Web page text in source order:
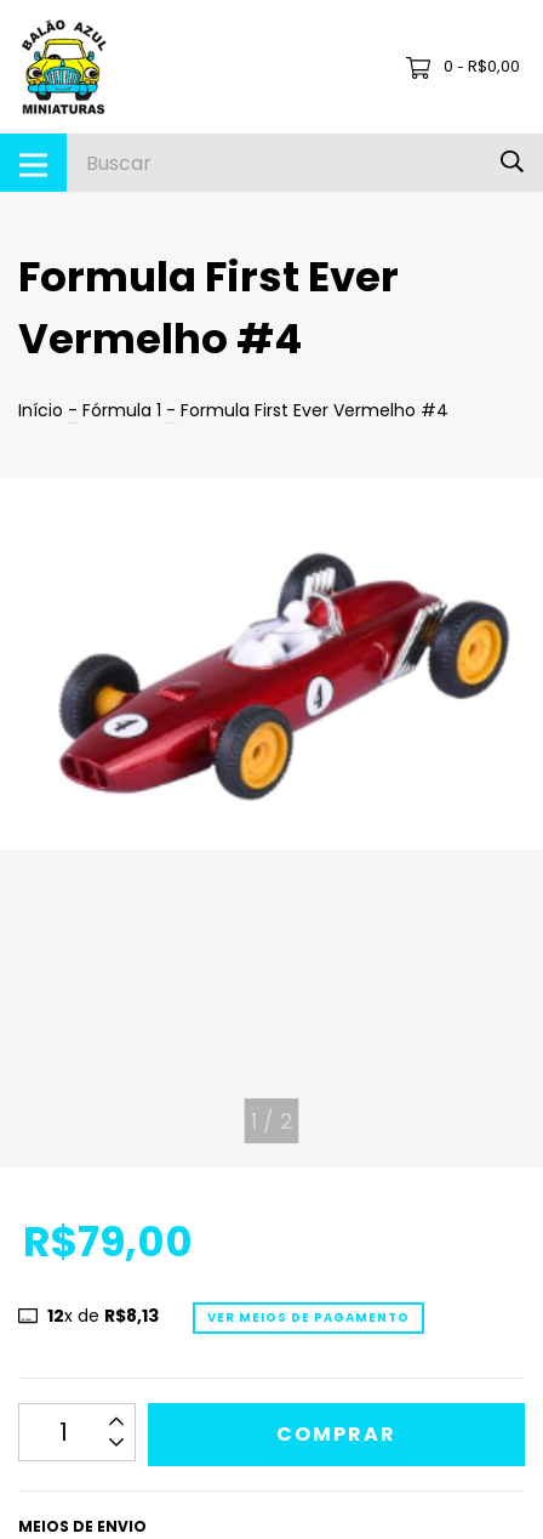
0 - R$0,00
Formula First Ever
Vermelho #4
Início - Fórmula 1 - Formula First Ever Vermelho #4
1 / 2
R$79,00
12x de R$8,13 VER MEIOS DE PAGAMENTO
MEIOS DE ENVIO